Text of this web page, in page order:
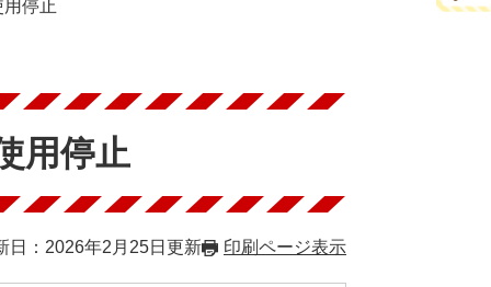
停止
用停止
日：2026年2月25日更新 印刷ページ表示